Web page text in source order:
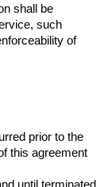
shall be
such
of
prior to the
this agreement
until terminated